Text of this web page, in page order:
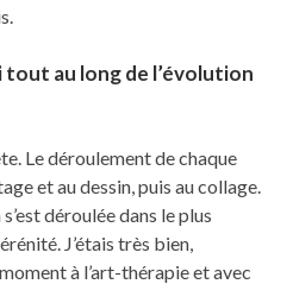
tout au long de l’évolution
Le déroulement de chaque
et au dessin, puis au collage.
déroulée dans le plus
J’étais très bien,
à l’art-thérapie et avec